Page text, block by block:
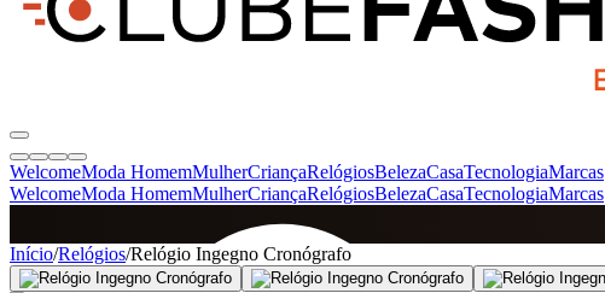
WelcomeModa HomemMulherCriançaRelógiosBelezaCasaTecnologiaMarcas
WelcomeModa HomemMulherCriançaRelógiosBelezaCasaTecnologiaMarcas
SINCE 2005
Início/Relógios/Relógio Ingegno Cronógrafo